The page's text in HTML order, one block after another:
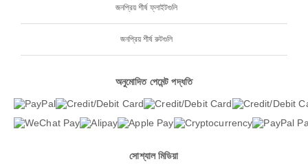
জনপ্রিয় শীর্ষ ফ্লাইটগুলি
জনপ্রিয় শীর্ষ রুটগুলি
অনুমোদিত পেমেন্ট পদ্ধতি
সোশ্যাল মিডিয়া